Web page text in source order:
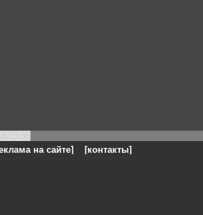
на сайте] [контакты]